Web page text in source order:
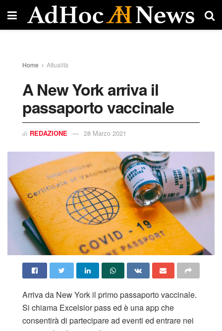
Home Attualità
A New York arriva il
passaporto vaccinale
di REDAZIONE 28 Marzo 2021
Arriva da New York il primo passaporto vaccinale.
Si chiama Excelsior pass ed è una app che
consentirà di partecipare ad eventi ed entrare nei